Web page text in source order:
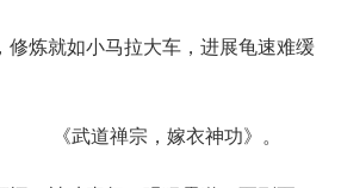
修炼就如小马拉大车，进展龟速难缓
，嫁衣神功》。